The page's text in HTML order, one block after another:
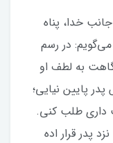
خدا، پناه
در رسم
به لطف او
پایین نیایی؛
داری طلب کنی.
پدر قرار اده